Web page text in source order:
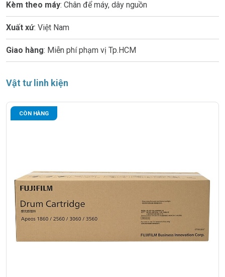
Kèm theo máy: Chân để máy, dây nguồn
Xuất xứ: Việt Nam
Giao hàng: Miễn phí phạm vị Tp.HCM
Vật tư linh kiện
CÒN HÀNG